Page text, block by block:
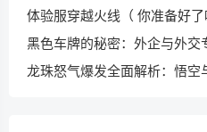
体验服穿越火线（ 你准备好了
黑色车牌的秘密：外企与外交
龙珠怒气爆发全面解析：悟空